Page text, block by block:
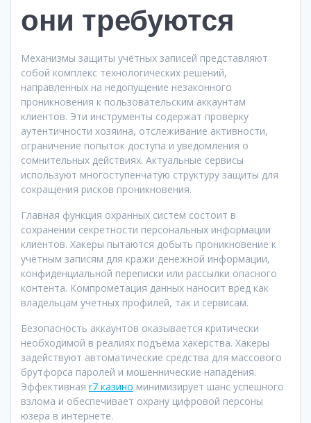
они требуются
Механизмы защиты учётных записей представляют
собой комплекс технологических решений,
направленных на недопущение незаконного
проникновения к пользовательским аккаунтам
клиентов. Эти инструменты содержат проверку
аутентичности хозяина, отслеживание активности,
ограничение попыток доступа и уведомления о
сомнительных действиях. Актуальные сервисы
используют многоступенчатую структуру защиты для
сокращения рисков проникновения.
Главная функция охранных систем состоит в
сохранении секретности персональных информации
клиентов. Хакеры пытаются добыть проникновение к
учётным записям для кражи денежной информации,
конфиденциальной переписки или рассылки опасного
контента. Компрометация данных наносит вред как
владельцам учетных профилей, так и сервисам.
Безопасность аккаунтов оказывается критически
необходимой в реалиях подъёма хакерства. Хакеры
задействуют автоматические средства для массового
брутфорса паролей и мошеннические нападения.
Эффективная r7 казино минимизирует шанс успешного
взлома и обеспечивает охрану цифровой персоны
юзера в интернете.